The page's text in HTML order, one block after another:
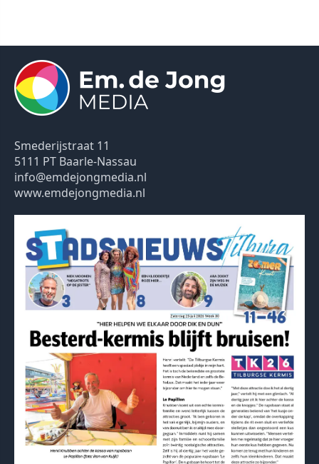
Smederijstraat 11
5111 PT Baarle-Nassau
info@emdejongmedia.nl
www.emdejongmedia.nl